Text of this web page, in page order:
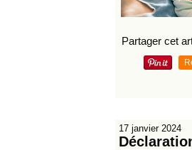
Partager cet
17 janvier 2024